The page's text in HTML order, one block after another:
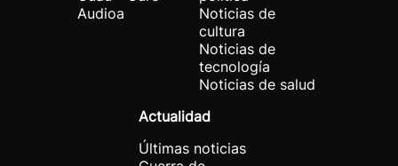
Audioa
Noticias de
cultura
Noticias de
tecnología
Noticias de salud
Actualidad
Últimas noticias